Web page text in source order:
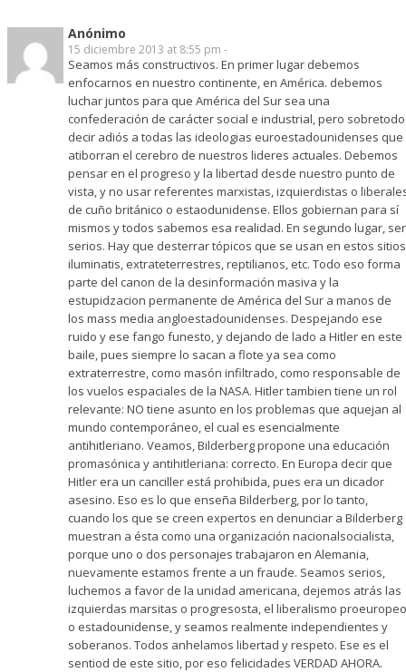
Anónimo
15 diciembre 2013 at 8:55 pm -
Seamos más constructivos. En primer lugar debemos
enfocarnos en nuestro continente, en América. debemos
luchar juntos para que América del Sur sea una
confederación de carácter social e industrial, pero sobretodo
decir adiós a todas las ideologias euroestadounidenses que
atiborran el cerebro de nuestros lideres actuales. Debemos
pensar en el progreso y la libertad desde nuestro punto de
vista, y no usar referentes marxistas, izquierdistas o
de cuño británico o estaodunidense. Ellos gobiernan para sí
mismos y todos sabemos esa realidad. En segundo lugar, ser
serios. Hay que desterrar tópicos que se usan en estos
iluminatis, extrateterrestres, reptilianos, etc. Todo eso forma
parte del canon de la desinformación masiva y la
estupidzacion permanente de América del Sur a manos de
los mass media angloestadounidenses. Despejando ese
ruido y ese fango funesto, y dejando de lado a Hitler en este
baile, pues siempre lo sacan a flote ya sea como
extraterrestre, como masón infiltrado, como responsable de
los vuelos espaciales de la NASA. Hitler tambien tiene un rol
relevante: NO tiene asunto en los problemas que aquejan al
mundo contemporáneo, el cual es esencialmente
antihitleriano. Veamos, Bilderberg propone una educación
promasónica y antihitleriana: correcto. En Europa decir que
Hitler era un canciller está prohibida, pues era un dicador
asesino. Eso es lo que enseña Bilderberg, por lo tanto,
cuando los que se creen expertos en denunciar a Bilderberg
muestran a ésta como una organización nacionalsocialista,
porque uno o dos personajes trabajaron en Alemania,
nuevamente estamos frente a un fraude. Seamos serios,
luchemos a favor de la unidad americana, dejemos atrás las
izquierdas marsitas o progresosta, el liberalismo proeuropeo
o estadounidense, y seamos realmente independientes y
soberanos. Todos anhelamos libertad y respeto. Ese es el
sentiod de este sitio, por eso felicidades VERDAD AHORA.